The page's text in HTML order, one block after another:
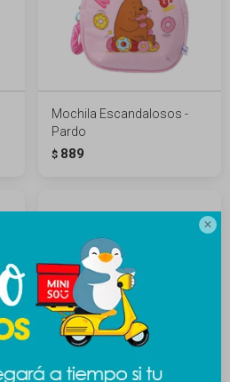

Mochila Escandalosos -
Pardo
$ 889